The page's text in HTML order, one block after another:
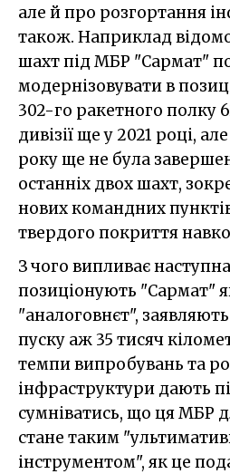
але й про розгортання
також. Наприклад
шахт під МБР "Сармат"
модернізовувати в
302-го ракетного полку
дивізії ще у 2021 році,
року ще не була
останніх двох шахт,
нових командних
твердого покриття
З чого випливає
позиціонують "Сармат"
"аналоговнєт",
пуску аж 35 тисяч
темпи випробувань та
інфраструктури дають
сумніватись, що ця МБР
стане таким
інструментом", як це